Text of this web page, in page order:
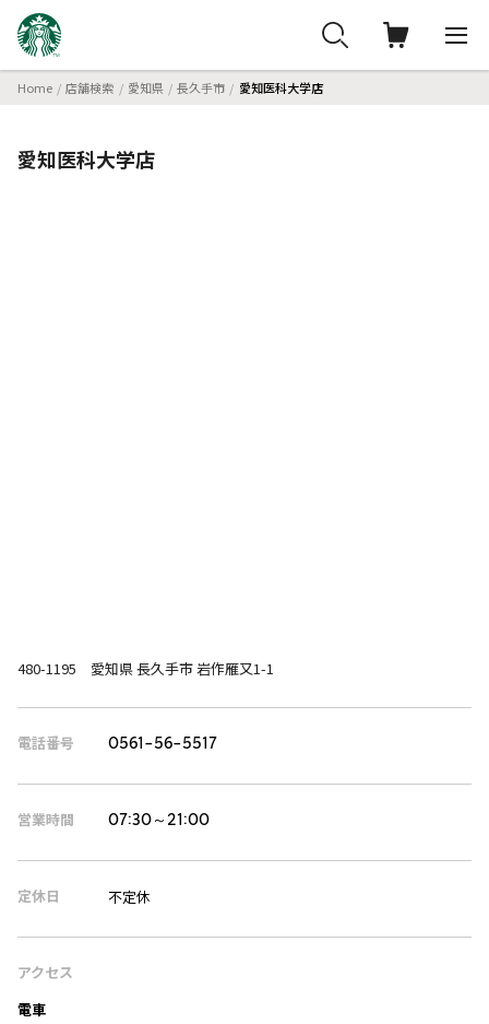
Home 店舗検索 愛知県 長久手市 愛知医科大学店
愛知医科大学店
480-1195 愛知県 長久手市 岩作雁又1-1
電話番号 0561-56-5517
営業時間 07:30～21:00
定休日 不定休
アクセス
電車